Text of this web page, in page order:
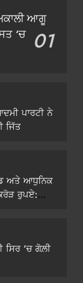
ਆਗੂ
‘ਚ 01
ਪਾਰਟੀ ਨੇ
ਜਿੱਤ
ਅਤੇ ਆਧੁਨਿਕ
ਰੁਪਏ:
ਸਿਰ ‘ਚ ਗੋਲ਼ੀ